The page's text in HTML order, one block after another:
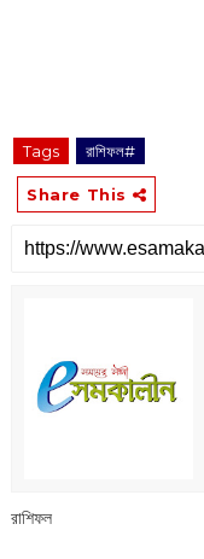
Tags রাশিফল#
Share This
রাশিফল